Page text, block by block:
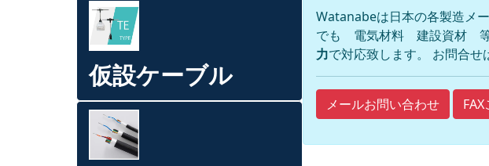
仮設ケーブル
Watanabeは日本の各製造メ
でも 電気材料 建設資材 等
力で対応致します。 お問合せ
メールお問い合わせ